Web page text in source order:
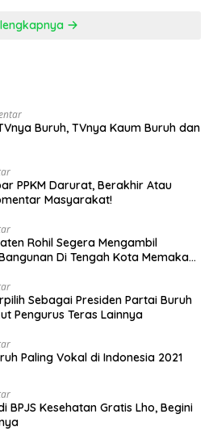
Buruh, TVnya Kaum Buruh dan
PPKM Darurat, Berakhir Atau
Masyarakat!
Rohil Segera Mengambil
Di Tengah Kota Memakan
Sebagai Presiden Partai Buruh
Pengurus Teras Lainnya
Paling Vokal di Indonesia 2021
BPJS Kesehatan Gratis Lho, Begini